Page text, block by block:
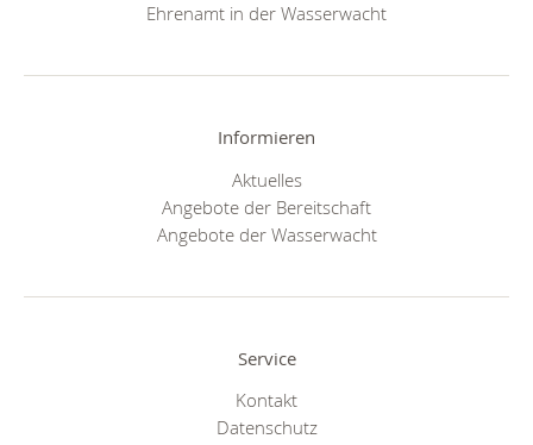
Ehrenamt in der Wasserwacht
Informieren
Aktuelles
Angebote der Bereitschaft
Angebote der Wasserwacht
Service
Kontakt
Datenschutz